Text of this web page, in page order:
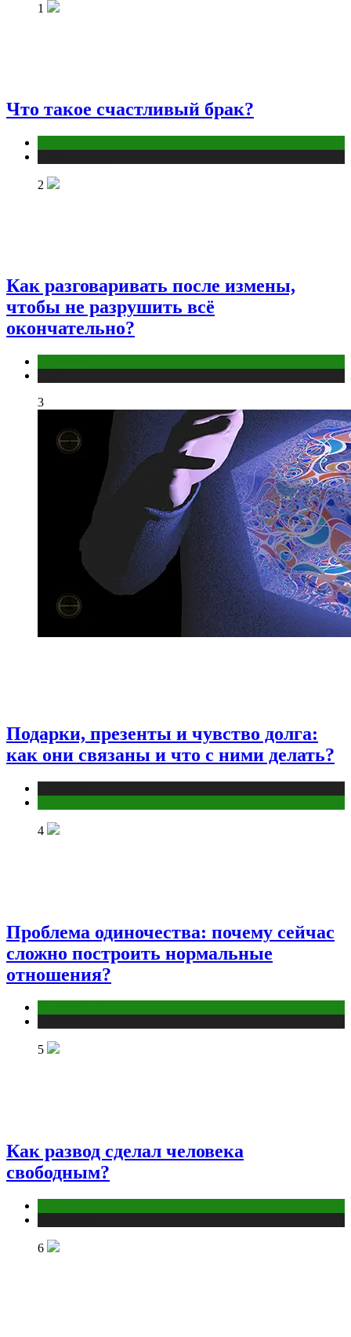
1
Что такое счастливый брак?
2
Как разговаривать после измены,
чтобы не разрушить всё
окончательно?
3
Подарки, презенты и чувство долга:
как они связаны и что с ними делать?
4
Проблема одиночества: почему сейчас
сложно построить нормальные
отношения?
5
Как развод сделал человека
свободным?
6